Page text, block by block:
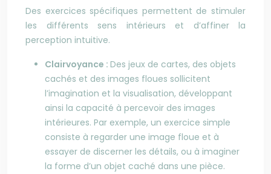
Des exercices spécifiques permettent de stimuler
les différents sens intérieurs et d’affiner la
perception intuitive.
Clairvoyance : Des jeux de cartes, des objets
cachés et des images floues sollicitent
l’imagination et la visualisation, développant
ainsi la capacité à percevoir des images
intérieures. Par exemple, un exercice simple
consiste à regarder une image floue et à
essayer de discerner les détails, ou à imaginer
la forme d’un objet caché dans une pièce.